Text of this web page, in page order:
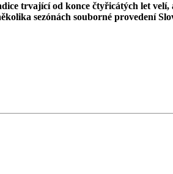
trvající od konce čtyřicátých let velí,
sezónách souborné provedení